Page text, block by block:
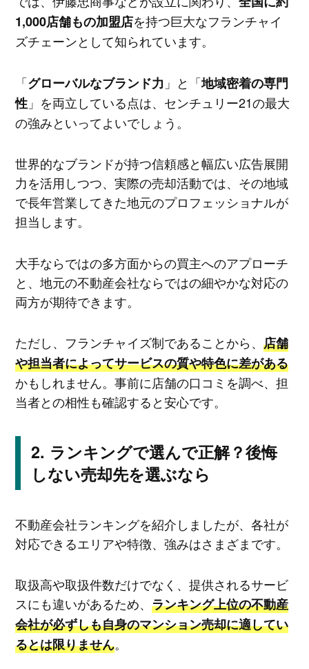
1,000店舗もの加盟店を持つ巨大なフランチャイ
ズチェーンとして知られています。
「グローバルなブランド力 」と「地域密着の専門
性」を両立している点は、センチュリー21の最大
の強みといってよいでしょう。
世界的なブランドが持つ信頼感と幅広い広告展開
力を活用しつつ、実際の売却活動では、その地域
で長年営業してきた地元のプロフェッショナルが
担当します。
大手ならではの多方面からの買主へのアプローチ
と、地元の不動産会社ならではの細やかな対応の
両方が期待できます。
ただし、フランチャイズ制であることから、 店舗
や担当者によってサービスの質や特色に差がある
かもしれません。事前に店舗の口コミを調べ、担
当者との相性も確認すると安心です。
ランキングで選んで正解？後悔
しない売却先を選ぶなら
不動産会社ランキングを紹介しましたが、各社が
対応できるエリアや特徴、強みはさまざまです。
取扱高や取扱件数だけでなく、提供されるサービ
スにも違いがあるため、 ランキング上位の不動産
会社が必ずしも自身のマンション売却に適してい
るとは限りません。